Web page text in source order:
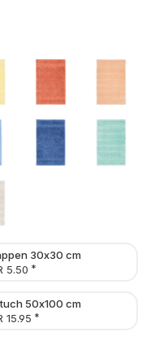
30x30 cm
5.50 *
50x100 cm
15.95 *